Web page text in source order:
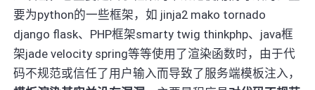
要为python的一些框架，如 jinja2 mako tornado
django flask、PHP框架smarty twig thinkphp、java框
架jade velocity spring等等使用了渲染函数时，由于代
码不规范或信任了用户输入而导致了服务端模板注入，